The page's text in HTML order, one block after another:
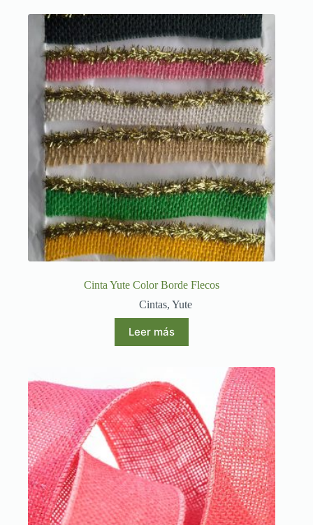
Cinta Yute Color Borde Flecos
Cintas,Yute
Leer más